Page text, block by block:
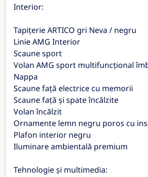
Interior:
Tapițerie ARTICO gri Neva / negru
Linie AMG Interior
Scaune sport
Volan AMG sport multifuncțional
Nappa
Scaune față electrice cu memorii
Scaune față și spate încălzite
Volan încălzit
Ornamente lemn negru poros cu
Plafon interior negru
Iluminare ambientală premium
Tehnologie și multimedia: